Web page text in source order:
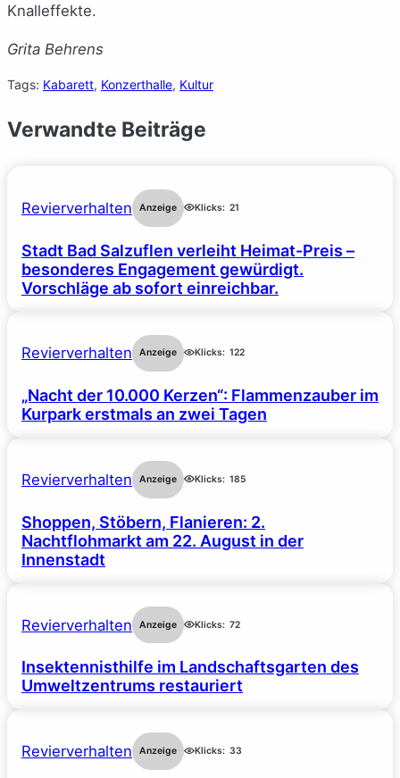
Knalleffekte.
Grita Behrens
Tags: Kabarett, Konzerthalle, Kultur
Verwandte Beiträge
Revierverhalten Anzeige Klicks: 21
Stadt Bad Salzuflen verleiht Heimat-Preis –
besonderes Engagement gewürdigt.
Vorschläge ab sofort einreichbar.
Revierverhalten Anzeige Klicks: 122
„Nacht der 10.000 Kerzen“: Flammenzauber im
Kurpark erstmals an zwei Tagen
Revierverhalten Anzeige Klicks: 185
Shoppen, Stöbern, Flanieren: 2.
Nachtflohmarkt am 22. August in der
Innenstadt
Revierverhalten Anzeige Klicks: 72
Insektennisthilfe im Landschaftsgarten des
Umweltzentrums restauriert
Revierverhalten Anzeige Klicks: 33